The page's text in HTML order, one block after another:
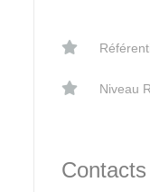
Niveau
Contacts